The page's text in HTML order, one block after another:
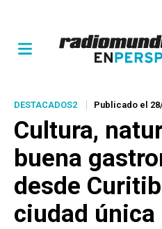
DESTACADOS2 Publicado el
Cultura,
buena
desde
ciudad única